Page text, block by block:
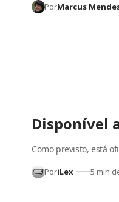
PorMarcus
Disponível
Como previsto, está
PoriLex 5 min